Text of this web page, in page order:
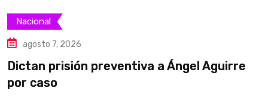
Nacional
agosto 7, 2026
Dictan prisión preventiva a Ángel Aguirre
por caso